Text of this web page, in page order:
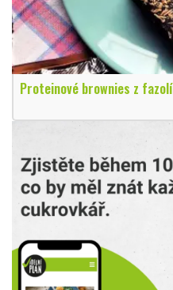
Proteinové brownies z fazolí